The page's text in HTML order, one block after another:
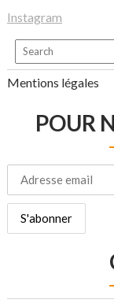
Instagram
Mentions légales
POUR